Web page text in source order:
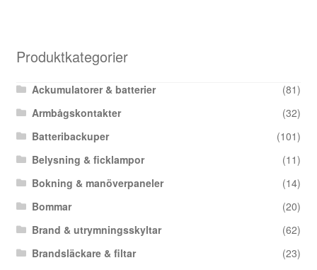
Produktkategorier
Ackumulatorer & batterier
(81)
Armbågskontakter
(32)
Batteribackuper
(101)
Belysning & ficklampor
(11)
Bokning & manöverpaneler
(14)
Bommar
(20)
Brand & utrymningsskyltar
(62)
Brandsläckare & filtar
(23)